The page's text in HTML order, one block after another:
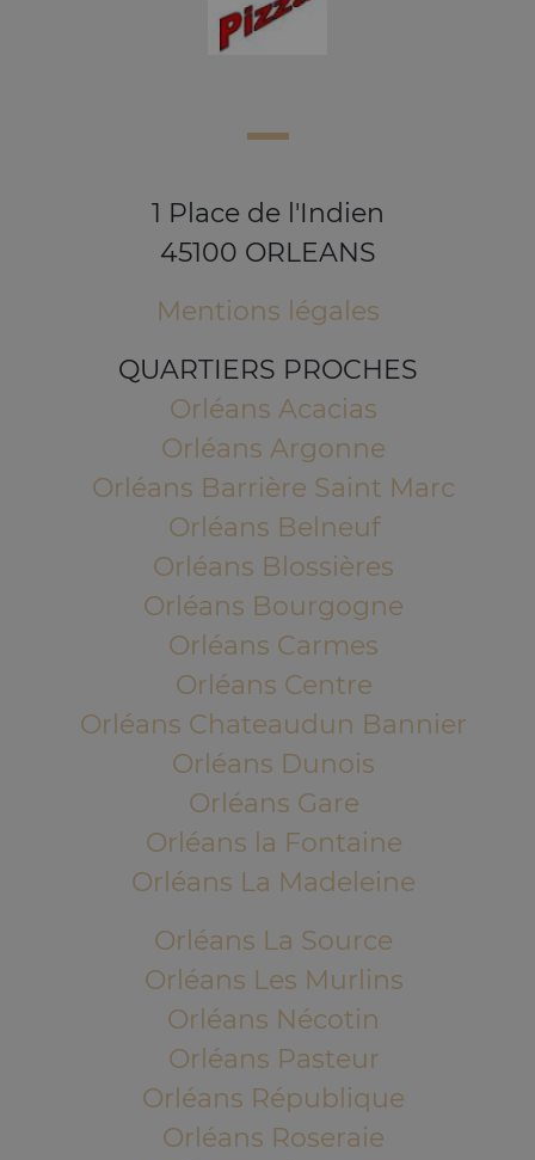
1 Place de l'Indien
45100 ORLEANS
Mentions légales
QUARTIERS PROCHES
Orléans Acacias
Orléans Argonne
Orléans Barrière Saint Marc
Orléans Belneuf
Orléans Blossières
Orléans Bourgogne
Orléans Carmes
Orléans Centre
Orléans Chateaudun Bannier
Orléans Dunois
Orléans Gare
Orléans la Fontaine
Orléans La Madeleine
Orléans La Source
Orléans Les Murlins
Orléans Nécotin
Orléans Pasteur
Orléans République
Orléans Roseraie